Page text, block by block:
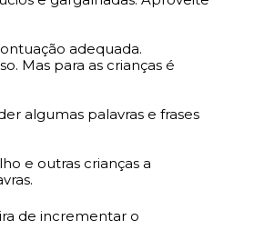
adequada.
Mas para as crianças é
algumas palavras e frases
e outras crianças a
de incrementar o